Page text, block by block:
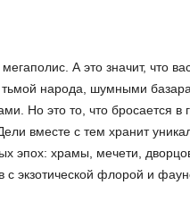
А это значит, что
народа, шумными
Но это то, что бросается в
вместе с тем хранит
эпох: храмы, мечети,
с экзотической флорой и